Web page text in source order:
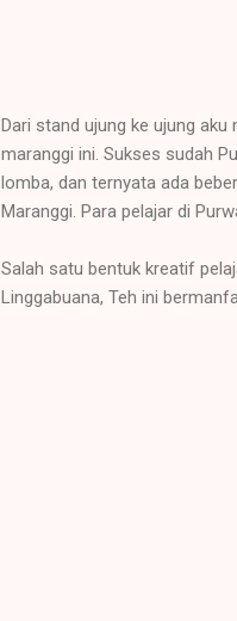
Dari stand ujung ke ujung
maranggi ini. Sukses sudah
lomba, dan ternyata ada
Maranggi. Para pelajar di
Salah satu bentuk kreatif
Linggabuana, Teh ini